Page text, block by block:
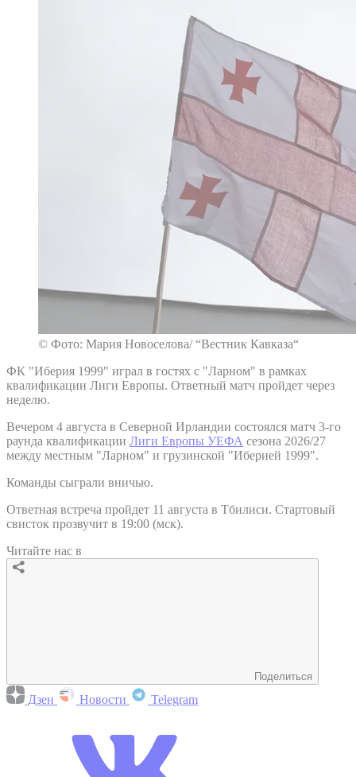
© Фото: Мария Новоселова/ “Вестник Кавказа“
ФК "Иберия 1999" играл в гостях с "Ларном" в рамках
квалификации Лиги Европы. Ответный матч пройдет через
неделю.
Вечером 4 августа в Северной Ирландии состоялся матч 3-го
раунда квалификации Лиги Европы УЕФА сезона 2026/27
между местным "Ларном" и грузинской "Иберией 1999".
Команды сыграли вничью.
Ответная встреча пройдет 11 августа в Тбилиси. Стартовый
свисток прозвучит в 19:00 (мск).
Читайте нас в
Поделиться
Дзен Новости Telegram